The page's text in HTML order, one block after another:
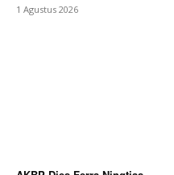
1 Agustus 2026